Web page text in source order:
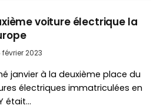
voiture électrique la
février 2023
janvier à la deuxième place du
électriques immatriculées en
était…